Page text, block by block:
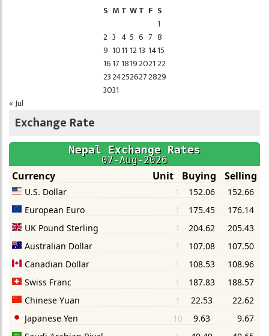
S M T WT F S
1
2 3 4 5 6 7 8
9 1011 12 13 1415
1617 1819202122
23242526272829
3031
« Jul
Exchange Rate